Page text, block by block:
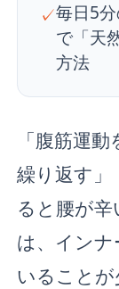
✓毎日5
で「天
方法
「腹筋運
繰り返す」
ると腰が
は、イン
いることが